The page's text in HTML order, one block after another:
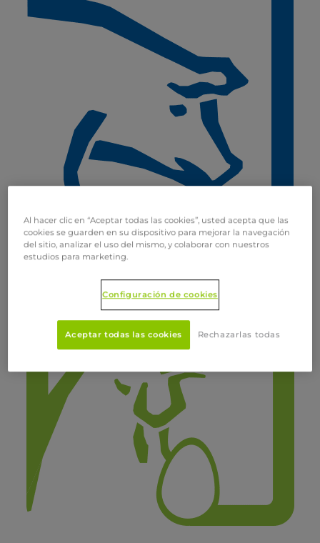
Cerdos
Al hacer clic en “Aceptar todas las cookies”, usted acepta que las
cookies se guarden en su dispositivo para mejorar la navegación
del sitio, analizar el uso del mismo, y colaborar con nuestros
estudios para marketing.
Configuración de cookies
Rechazarlas todas
Aceptar todas las cookies